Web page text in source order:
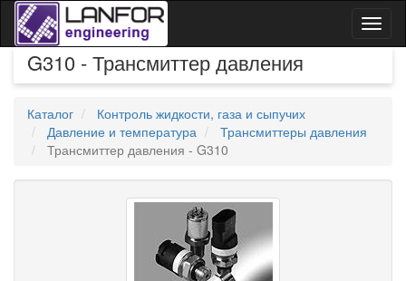
G310 - Трансмиттер давления
Каталог
Контроль жидкости, газа и сыпучих
Давление и температура
Трансмиттеры давления
Трансмиттер давления - G310